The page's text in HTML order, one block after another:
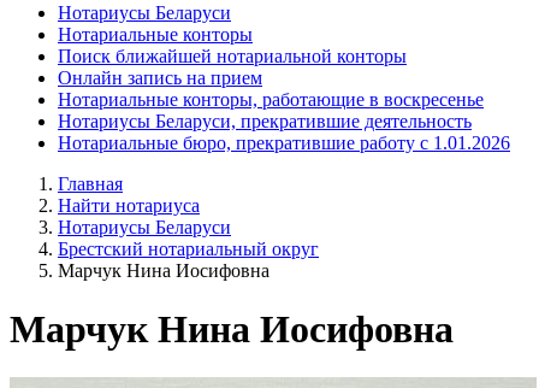
Нотариусы Беларуси
Нотариальные конторы
Поиск ближайшей нотариальной конторы
Онлайн запись на прием
Нотариальные конторы, работающие в воскресенье
Нотариусы Беларуси, прекратившие деятельность
Нотариальные бюро, прекратившие работу с 1.01.2026
Главная
Найти нотариуса
Нотариусы Беларуси
Брестский нотариальный округ
Марчук Нина Иосифовна
Марчук Нина Иосифовна